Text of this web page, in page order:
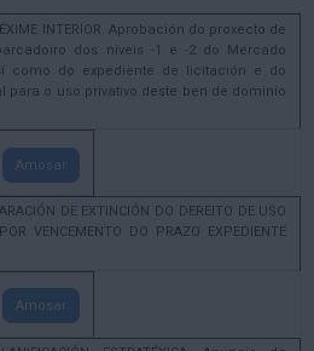
INTERIOR. Aprobación do proxecto de
dos niveis -1 e -2 do Mercado
como do expediente de licitación e do
o uso privativo deste ben de dominio
Amosar
DE EXTINCIÓN DO DEREITO DE USO
VENCEMENTO DO PRAZO EXPEDIENTE
Amosar